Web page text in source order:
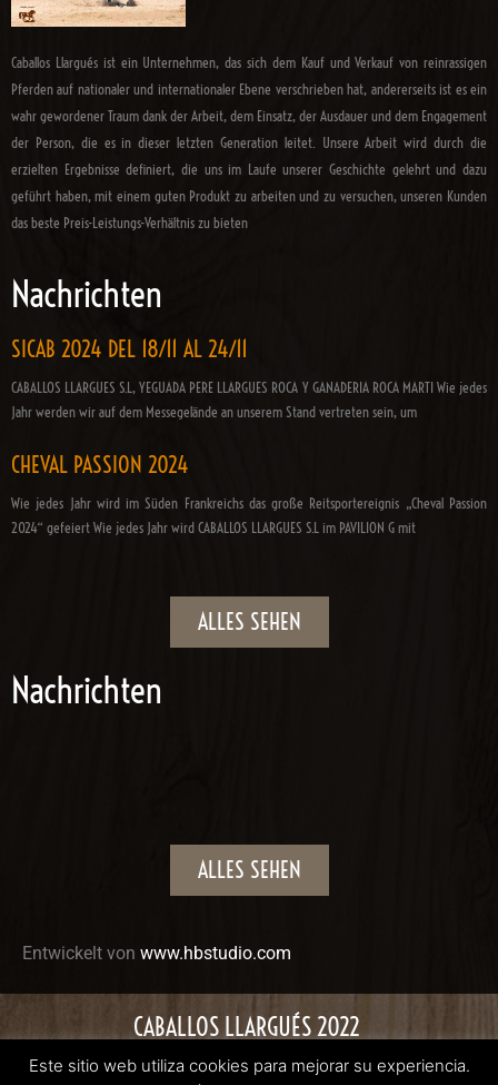
Caballos Llargués ist ein Unternehmen, das sich dem Kauf und Verkauf von reinrassigen
Pferden auf nationaler und internationaler Ebene verschrieben hat, andererseits ist es ein
wahr gewordener Traum dank der Arbeit, dem Einsatz, der Ausdauer und dem Engagement
der Person, die es in dieser letzten Generation leitet. Unsere Arbeit wird durch die
erzielten Ergebnisse definiert, die uns im Laufe unserer Geschichte gelehrt und dazu
geführt haben, mit einem guten Produkt zu arbeiten und zu versuchen, unseren Kunden
das beste Preis-Leistungs-Verhältnis zu bieten
Nachrichten
SICAB 2024 DEL 18/11 AL 24/11
CABALLOS LLARGUES S.L, YEGUADA PERE LLARGUES ROCA Y GANADERIA ROCA MARTI Wie jedes
Jahr werden wir auf dem Messegelände an unserem Stand vertreten sein, um
CHEVAL PASSION 2024
Wie jedes Jahr wird im Süden Frankreichs das große Reitsportereignis „Cheval Passion
2024“ gefeiert Wie jedes Jahr wird CABALLOS LLARGUES S.L im PAVILION G mit
ALLES SEHEN
Nachrichten
ALLES SEHEN
Entwickelt von www.hbstudio.com
CABALLOS LLARGUÉS 2022
Datenschutz-Bestimmungen
Cookie-Richtlinie
Este sitio web utiliza cookies para mejorar su experiencia.